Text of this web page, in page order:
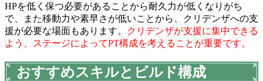
HPを低く保つ必要があることから耐久力が低くなりがち
で、また移動力や素早さが低いことから、クリデンザへの支
援が必要な場面もあります。
クリデンザが支援に集中できる
よう、ステージによってPT構成を考えることが重要です。
おすすめスキルとビルド構成